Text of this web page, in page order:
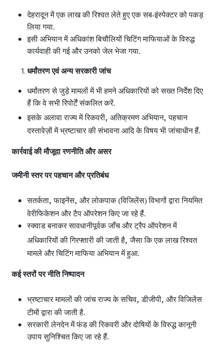
देहरादून में एक लाख की रिश्वत लेते हुए एक सब-इंस्पेक्टर को पकड़
लिया गया.
इसी अभियान में अधिकांश बिचौलियों चिटिंग माफियाओं के विरुद्ध
कार्यवाही की गई और उनको जेल भेजा गया.
धर्मांतरण एवं अन्य सरकारी जांच
धर्मांतरण से जुड़े मामलों में भी हमने अधिकारियों को सख्त निर्देश दिए
हैं कि वे सभी रिपोर्टें संकलित करें.
इसके अलावा राज्य में रिकवरी, अतिक्रमण अभियान,पहचान
दस्तावेज़ों में भ्रष्टाचार की संभावना आदि के विषय भी जांचाधीन हैं.
कार्रवाई की मौजूदा रणनीति और असर
जमीनी स्तर पर पहचान और प्रतिबंध
सतर्कता,फाइनेंस, और लोकपाक (विजिलेंस) विभागों द्वारा नियमित
वेरीफिकेशन और टैप ऑपरेशन किए जा रहे हैं.
स्क्वाड बनाकर सावधानीपूर्वक जाँच और ट्रैप ऑपरेशन में
अधिकारियों की गिरफ्तारी की जाती है,जैसा कि एक लाख रिश्वत
मामले और चिटिंग माफिया अभियान में हुआ.
कई स्तरों पर नीति निष्पादन
भ्रष्टाचार मामलों की जांच राज्य के सचिव,डीजीपी, और विजिलेंस
टीमों द्वारा की जाती है.
सरकारी लेनदेन में फंड की रिकवरी और दोषियों के विरुद्ध कानूनी
उपाय सुनिश्चित किए जा रहे हैं.